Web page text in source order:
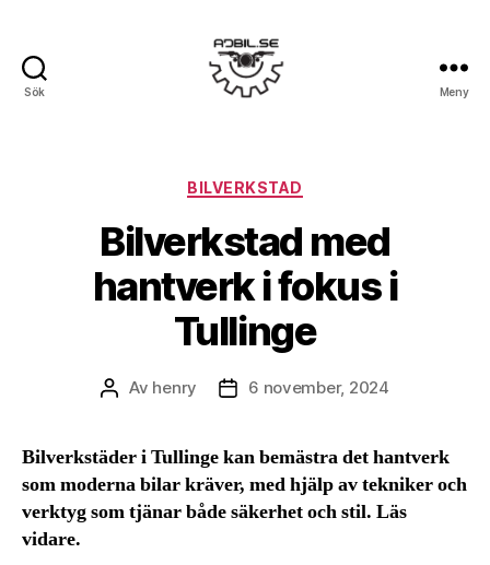
Sök Meny
Kategorier
BILVERKSTAD
Bilverkstad med
hantverk i fokus i
Tullinge
Inläggsförfattare
Av henry Inläggsdatum
6 november, 2024
Bilverkstäder i Tullinge kan bemästra det hantverk
som moderna bilar kräver, med hjälp av tekniker och
verktyg som tjänar både säkerhet och stil. Läs
vidare.